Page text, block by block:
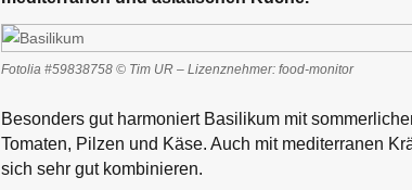
Fotolia #59838758 © Tim UR – Lizenznehmer: food-monitor
Besonders gut harmoniert Basilikum mit
Tomaten, Pilzen und Käse. Auch mit mediterranen
sich sehr gut kombinieren.